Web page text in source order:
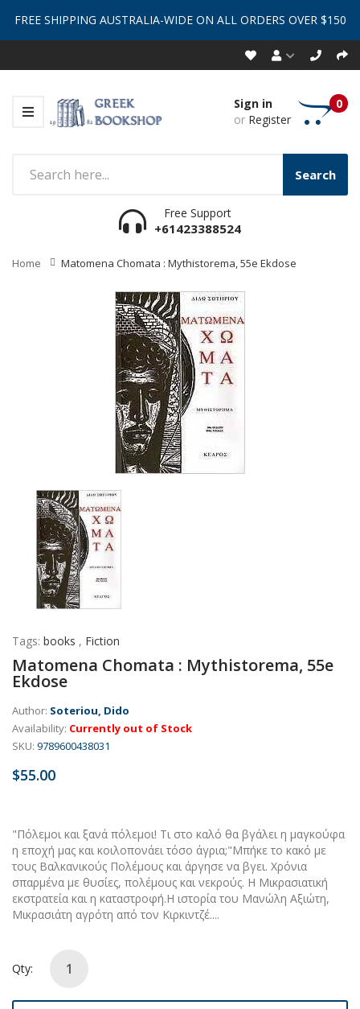
FREE SHIPPING AUSTRALIA-WIDE ON ALL ORDERS OVER $150
Sign in
or Register
0
Search
Free Support
+61423388524
Home Matomena Chomata : Mythistorema, 55e Ekdose
Tags: books , Fiction
Matomena Chomata : Mythistorema, 55e
Ekdose
Author: Soteriou, Dido
Availability: Currently out of Stock
SKU: 9789600438031
$55.00
"Πόλεμοι και ξανά πόλεμοι! Τι στο καλό θα βγάλει η μαγκούφα
η εποχή μας και κοιλοπονάει τόσο άγρια;"Μπήκε το κακό με
τους Βαλκανικούς Πολέμους και άργησε να βγει. Χρόνια
σπαρμένα με θυσίες, πολέμους και νεκρούς. Η Μικρασιατική
εκστρατεία και η καταστροφή.Η ιστορία του Μανώλη Αξιώτη,
Μικρασιάτη αγρότη από τον Κιρκιντζέ....
Qty: